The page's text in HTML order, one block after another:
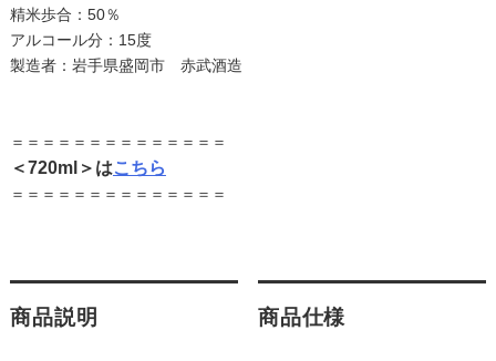
精米歩合：50％
アルコール分：15度
製造者：岩手県盛岡市 赤武酒造
＝＝＝＝＝＝＝＝＝＝＝＝＝＝
＜720ml＞はこちら
＝＝＝＝＝＝＝＝＝＝＝＝＝＝
商品説明 商品仕様